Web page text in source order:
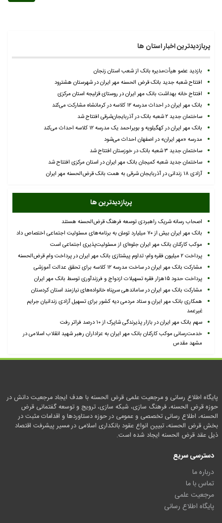
پربازدیدترین اخبار استان ها
بازدید عضو هیأت‌مدیره بانک از شعب استان زنجان
افتتاح شعبه جدید بانک قرض الحسنه مهر ایران در شهرستان هشترود
افتتاح خانه بهداشت بانک مهر ایران در روستای قزلیجه استان مرکزی
بانک مهر ایران در احداث مدرسه ۱۲ کلاسه در کرمانشاه مشارکت می‌کند
ساختمان جدید ۲ شعبه بانک در آذربایجان‌شرقی افتتاح شد
بانک مهر ایران در کهگیلویه و بویراحمد یک مدرسه ۱۲ کلاسه احداث می‌کند
مدرسه «مهر ایران» در اصفهان احداث می‌شود
ساختمان جدید ۳ شعبه بانک در خوزستان افتتاح شد
ساختمان جدید شعبه کمیجان بانک مهر ایران در استان مرکزی افتتاح شد
آزادی ۱۸ زندانی در آذربایجان شرقی به همت بانک قرض‌الحسنه مهر ایران
پربازدیدترین ها
اصحاب رسانه شریک راهبردی توسعه فرهنگ قرض‌الحسنه هستند
بانک مهر ایران بیش از ۷۰ میلیارد تومان به برنامه‌های مسئولیت اجتماعی اختصاص داد
موکب کارکنان بانک مهر ایران جلوه‌ای از مسئولیت‌پذیری اجتماعی است
پرداخت ۲ میلیون فقره وام؛ تداوم پیشتازی بانک مهر ایران در پرداخت وام قرض‌الحسنه
مشارکت بانک مهر ایران در ساخت مدرسه ۱۲ کلاسه برای تحقق عدالت آموزشی
پرداخت حدود ۱۵هزار فقره تسهیلات ازدواج و فرزندآوری توسط بانک مهر ایران
مشارکت بانک مهر ایران در ساماندهی سرپناه خانواده‌های نیازمند استان کردستان
همکاری بانک مهر ایران و ستاد مردمی دیه کشور برای تسهیل آزادی زندانیان جرایم
غیرعمد
سهم بانک مهر ایران در بازار پذیرندگی شاپرک از ۱۰ درصد فراتر رفت
خدمت‌رسانی موکب کارکنان بانک مهر ایران به عزاداران رهبر شهید انقلاب اسلامی در
مشهد مقدس
پایگاه اطلاع رسانی و مرجعیت علمی قرض الحسنه با هدف ایجاد مرجعیت دانش در
حوزه قرض الحسنه، فرهنگ سازی، شبکه سازی، ترویج و توسعه گفتمانی قرض
الحسنه، اطلاع رسانی تخصصی و عمومی در حوزه دستاوردها و اقدامات مثبت در
بخش قرض الحسنه، تبیین انواع عقود بانکداری اسلامی در مسیر پیشرفت اقتصاد
ذیل عقد قرض الحسنه ایجاد شده است.
دسترسی سریع
درباره ما
تماس با ما
مرجعیت علمی
پایگاه اطلاع رسانی